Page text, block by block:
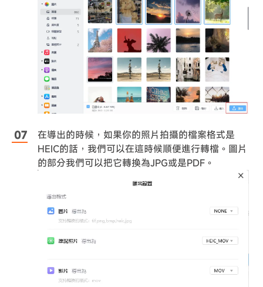
在導出的時候，如果你的照片拍攝的檔案格式是
HEIC的話，我們可以在這時候順便進行轉檔。圖片
的部分我們可以把它轉換為JPG或是PDF。